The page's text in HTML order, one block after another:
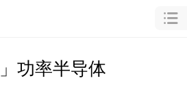
功率半导体